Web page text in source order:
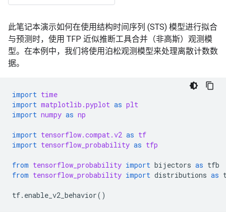
此笔记本演示如何在使用结构时间序列 (STS) 模型进行拟合
与预测时，使用 TFP 近似推断工具合并（非高斯）观测模
型。在本例中，我们将使用泊松观测模型来处理离散计数数
据。
import time
import matplotlib.pyplot as plt
import numpy as np
import tensorflow.compat.v2 as tf
import tensorflow_probability as tfp
from tensorflow_probability import bijectors as tfb
from tensorflow_probability import distributions as
tf. enable_v2_behavior()